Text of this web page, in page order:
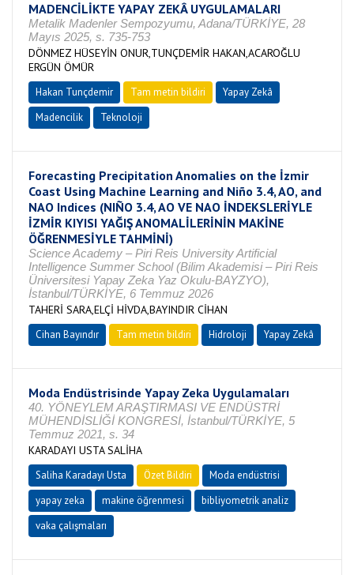
MADENCİLİKTE YAPAY ZEKÂ UYGULAMALARI
Metalik Madenler Sempozyumu, Adana/TÜRKİYE, 28
Mayıs 2025, s. 735-753
DÖNMEZ HÜSEYİN ONUR,TUNÇDEMİR HAKAN,ACAROĞLU
ERGÜN ÖMÜR
Hakan Tunçdemir Tam metin bildiri
Yapay Zekâ
Madencilik
Teknoloji
Forecasting Precipitation Anomalies on the İzmir
Coast Using Machine Learning and Niño 3.4, AO, and
NAO Indices (NIÑO 3.4, AO VE NAO İNDEKSLERİYLE
İZMİR KIYISI YAĞIŞ ANOMALİLERİNİN MAKİNE
ÖĞRENMESİYLE TAHMİNİ)
Science Academy – Piri Reis University Artificial
Intelligence Summer School (Bilim Akademisi – Piri Reis
Üniversitesi Yapay Zeka Yaz Okulu-BAYZYO),
İstanbul/TÜRKİYE, 6 Temmuz 2026
TAHERİ SARA,ELÇİ HİVDA,BAYINDIR CİHAN
Cihan Bayındır Tam metin bildiri Hidroloji Yapay Zekâ
Moda Endüstrisinde Yapay Zeka Uygulamaları
40. YÖNEYLEM ARAŞTIRMASI VE ENDÜSTRİ
MÜHENDİSLİĞİ KONGRESİ, İstanbul/TÜRKİYE, 5
Temmuz 2021, s. 34
KARADAYI USTA SALİHA
Saliha Karadayı Usta Özet Bildiri
Moda endüstrisi
yapay zeka
makine öğrenmesi
bibliyometrik analiz
vaka çalışmaları